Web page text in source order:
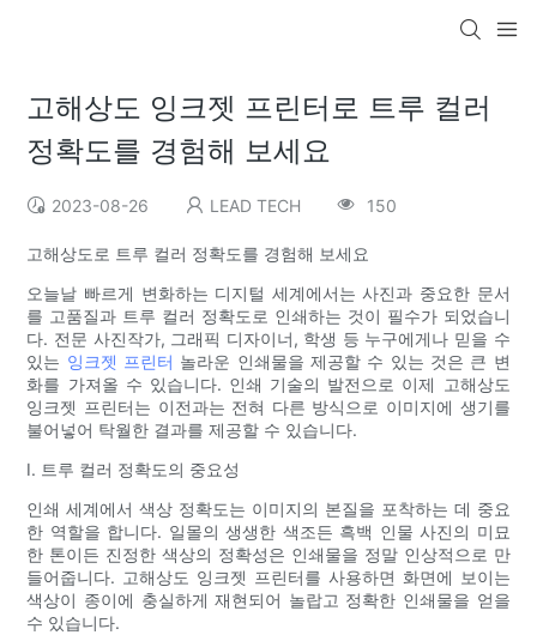
고해상도 잉크젯 프린터로 트루 컬러
정확도를 경험해 보세요
2023-08-26 LEAD TECH 150
고해상도로 트루 컬러 정확도를 경험해 보세요
오늘날 빠르게 변화하는 디지털 세계에서는 사진과 중요한 문서
를 고품질과 트루 컬러 정확도로 인쇄하는 것이 필수가 되었습니
다. 전문 사진작가, 그래픽 디자이너, 학생 등 누구에게나 믿을 수
있는 잉크젯 프린터 놀라운 인쇄물을 제공할 수 있는 것은 큰 변
화를 가져올 수 있습니다. 인쇄 기술의 발전으로 이제 고해상도
잉크젯 프린터는 이전과는 전혀 다른 방식으로 이미지에 생기를
불어넣어 탁월한 결과를 제공할 수 있습니다.
I. 트루 컬러 정확도의 중요성
인쇄 세계에서 색상 정확도는 이미지의 본질을 포착하는 데 중요
한 역할을 합니다. 일몰의 생생한 색조든 흑백 인물 사진의 미묘
한 톤이든 진정한 색상의 정확성은 인쇄물을 정말 인상적으로 만
들어줍니다. 고해상도 잉크젯 프린터를 사용하면 화면에 보이는
색상이 종이에 충실하게 재현되어 놀랍고 정확한 인쇄물을 얻을
수 있습니다.